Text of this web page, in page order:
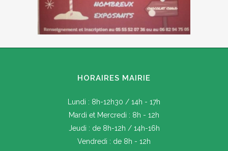
HORAIRES MAIRIE
Lundi : 8h-12h30 / 14h - 17h
Mardi et Mercredi : 8h - 12h
Jeudi : de 8h-12h / 14h-16h
Vendredi : de 8h - 12h